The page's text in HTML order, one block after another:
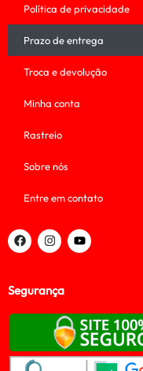
Política de privacidade
Prazo de entrega
Troca e devolução
Minha conta
Rastreio
Sobre nós
Entre em contato
Segurança